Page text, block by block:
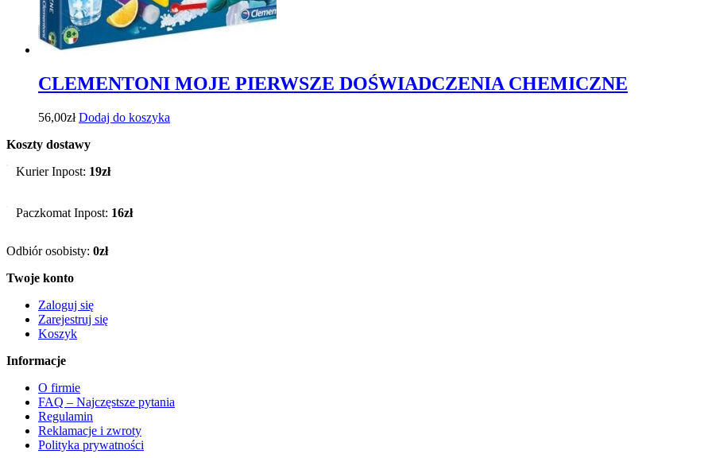
CLEMENTONI MOJE PIERWSZE DOŚWIADCZENIA CHEMICZNE
56,00zł Dodaj do koszyka
Koszty dostawy
Kurier Inpost: 19zł
Paczkomat Inpost: 16zł
Odbiór osobisty: 0zł
Twoje konto
Zaloguj się
Zarejestruj się
Koszyk
Informacje
O firmie
FAQ – Najczęstsze pytania
Regulamin
Reklamacje i zwroty
Polityka prywatności